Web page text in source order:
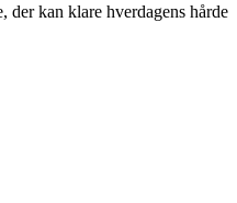
kan klare hverdagens hårde